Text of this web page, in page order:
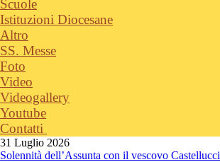
Scuole
Istituzioni Diocesane
Altro
SS. Messe
Foto
Video
Videogallery
Youtube
Contatti
31 Luglio 2026
Solennità dell’Assunta con il vescovo Castellucci